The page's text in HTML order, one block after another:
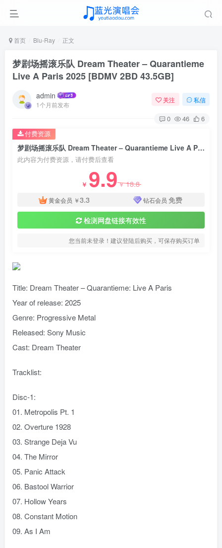
首页 Blu-Ray 正文
梦剧场摇滚乐队 Dream Theater – Quarantieme
Live A Paris 2025 [BDMV 2BD 43.5GB]
admin
1个月前发布
关注 私信
0 46 6
梦剧场摇滚乐队 Dream Theater – Quarantieme Live A Paris 2025 [BDMV 2BD 43.5GB]
此内容为付费资源，请付费后查看
￥ 9.9￥18.8
黄金会员 ￥3.3 钻石会员 免费
检测网盘链接有效性
您当前未登录！建议登陆后购买，可保存购买订单
付费资源
Title: Dream Theater – Quarantieme: Live A Paris
Year of release: 2025
Genre: Progressive Metal
Released: Sony Music
Cast: Dream Theater
Tracklist:
Disc-1:
01. Metropolis Pt. 1
02. Overture 1928
03. Strange Deja Vu
04. The Mirror
05. Panic Attack
06. Bastool Warrior
07. Hollow Years
08. Constant Motion
09. As I Am